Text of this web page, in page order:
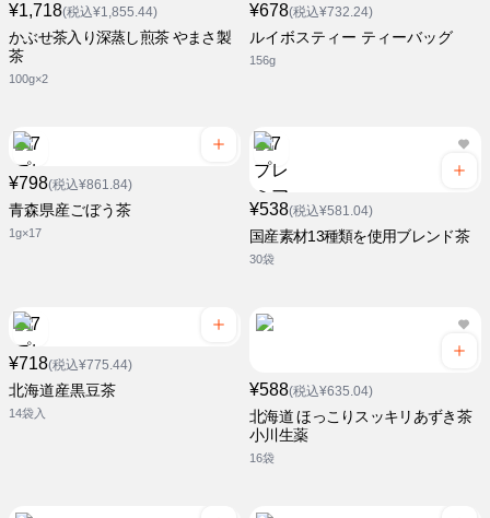
¥1,718(税込¥1,855.44)
かぶせ茶入り深蒸し煎茶 やまさ製
茶
100g×2
¥678(税込¥732.24)
ルイボスティー ティーバッグ
156g
¥798(税込¥861.84)
青森県産ごぼう茶
1g×17
¥538(税込¥581.04)
国産素材13種類を使用ブレンド茶
30袋
¥718(税込¥775.44)
北海道産黒豆茶
14袋入
¥588(税込¥635.04)
北海道 ほっこりスッキリあずき茶
小川生薬
16袋